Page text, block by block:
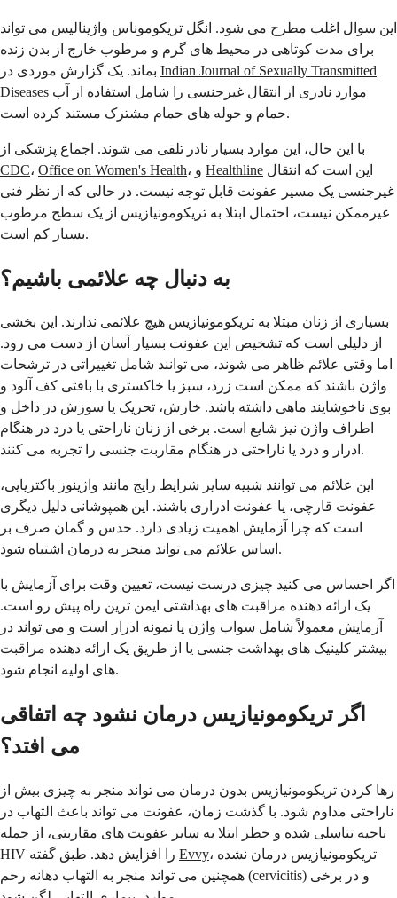
این سوال اغلب مطرح می شود. انگل تریکوموناس واژینالیس می تواند
برای مدت کوتاهی در محیط های گرم و مرطوب خارج از بدن زنده
Indian Journal of Sexually Transmitted
Diseases
حمام و حوله های حمام مشترک مستند کرده است.
با این حال، این موارد بسیار نادر تلقی می شوند. اجماع پزشکی از
CDC، Office on Women's Health Healthline
غیرجنسی یک مسیر عفونت قابل توجه نیست. در حالی که از نظر فنی
غیرممکن نیست، احتمال ابتلا به تریکومونیازیس از یک سطح مرطوب
بسیار کم است.
به دنبال چه علائمی باشیم؟
بسیاری از زنان مبتلا به تریکومونیازیس هیچ علائمی ندارند. این بخشی
از دلیلی است که تشخیص این عفونت بسیار آسان از دست می رود.
اما وقتی علائم ظاهر می شوند، می توانند شامل تغییراتی در ترشحات
واژن باشند که ممکن است زرد، سبز یا خاکستری با بافتی کف آلود و
بوی ناخوشایند ماهی داشته باشد. خارش، تحریک یا سوزش در داخل و
اطراف واژن نیز شایع است. برخی از زنان ناراحتی یا درد در هنگام
ادرار و درد یا ناراحتی در هنگام مقاربت جنسی را تجربه می کنند.
این علائم می توانند شبیه سایر شرایط رایج مانند واژینوز باکتریایی،
عفونت قارچی، یا عفونت ادراری باشند. این همپوشانی دلیل دیگری
است که چرا آزمایش اهمیت زیادی دارد. حدس و گمان صرف بر
اساس علائم می تواند منجر به درمان اشتباه شود.
اگر احساس می کنید چیزی درست نیست، تعیین وقت برای آزمایش با
یک ارائه دهنده مراقبت های بهداشتی ایمن ترین راه پیش رو است.
آزمایش معمولاً شامل سواب واژن یا نمونه ادرار است و می تواند در
بیشتر کلینیک های بهداشت جنسی یا از طریق یک ارائه دهنده مراقبت
های اولیه انجام شود.
اگر تریکومونیازیس درمان نشود چه اتفاقی
می افتد؟
رها کردن تریکومونیازیس بدون درمان می تواند منجر به چیزی بیش از
ناراحتی مداوم شود. با گذشت زمان، عفونت می تواند باعث التهاب در
ناحیه تناسلی شده و خطر ابتلا به سایر عفونت های مقاربتی، از جمله
Evvy، تریکومونیازیس درمان نشده
همچنین می تواند منجر به التهاب دهانه رحم (cervicitis) و در برخی